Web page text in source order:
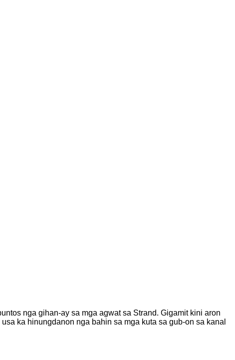
nga gihan-ay sa mga agwat sa Strand. Gigamit kini aron
ka hinungdanon nga bahin sa mga kuta sa gub-on sa kanal